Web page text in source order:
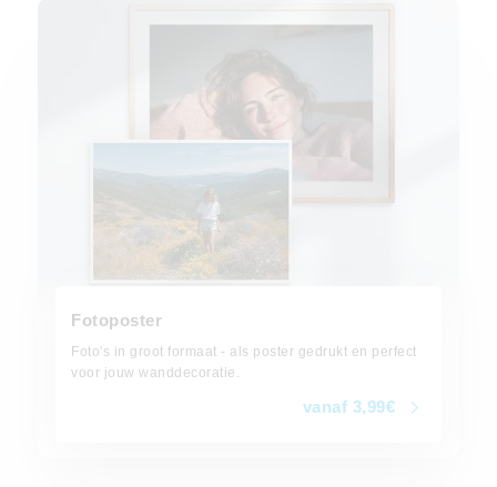
Fotoposter
Foto's in groot formaat - als poster gedrukt en perfect
voor jouw wanddecoratie.
vanaf 3,99€